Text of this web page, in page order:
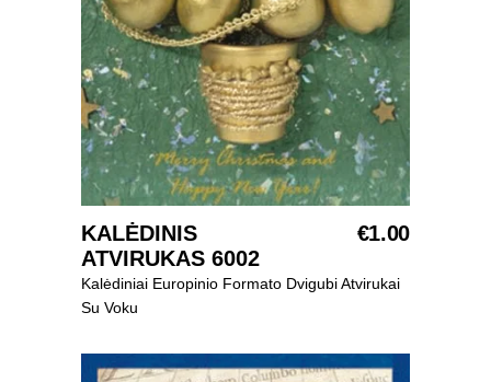
SELECT OPTIONS
KALĖDINIS
ATVIRUKAS 6002
€1.00
Kalėdiniai Europinio Formato Dvigubi Atvirukai
Su Voku